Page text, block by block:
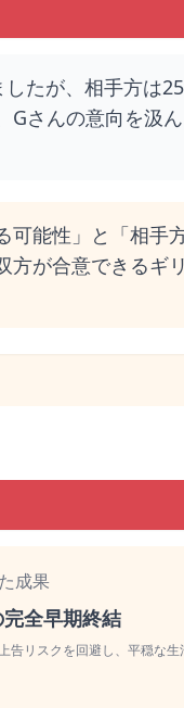
たが、相手方は
Gさんの意向を汲ん
可能性」と「相手
方が合意できるギリ
成果
全早期終結
告リスクを回避し、平穏な生